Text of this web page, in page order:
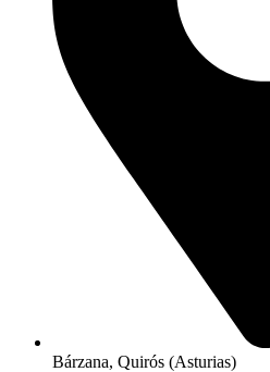
Bárzana, Quirós (Asturias)